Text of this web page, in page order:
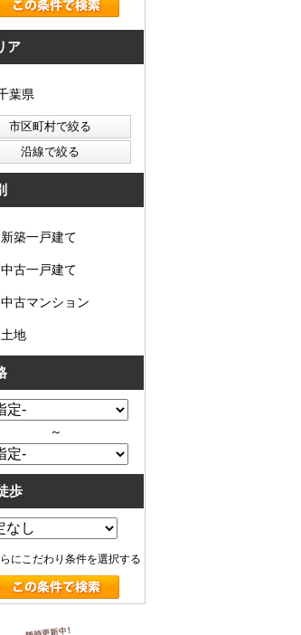
ア
葉県
新築一戸建て
中古一戸建て
中古マンション
土地
～
歩
にこだわり条件を選択する